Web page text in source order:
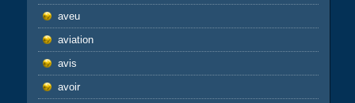
aveu
aviation
avis
avoir